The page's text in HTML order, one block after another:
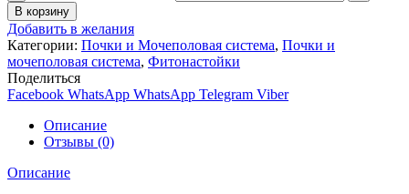
В корзину
Добавить в желания
Категории: Почки и Мочеполовая система, Почки и
мочеполовая система, Фитонастойки
Поделиться
Facebook WhatsApp WhatsApp Telegram Viber
Описание
Отзывы (0)
Описание